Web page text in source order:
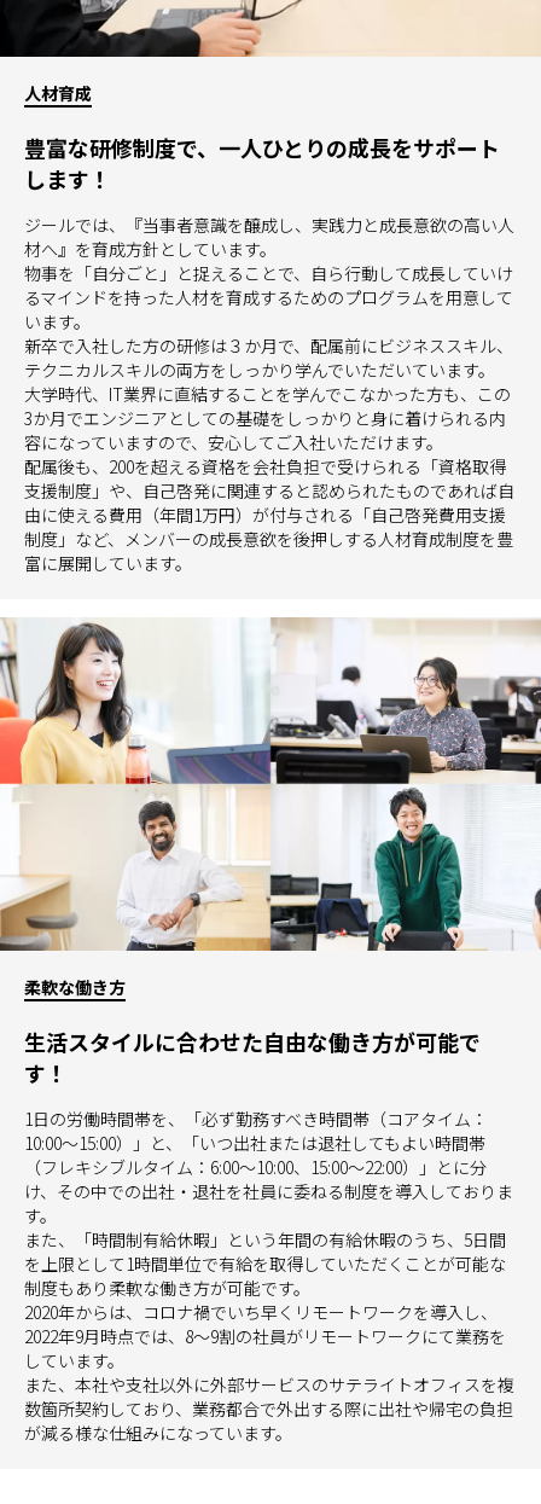
人材育成
豊富な研修制度で、一人ひとりの成長をサポート
します！
ジールでは、『当事者意識を醸成し、実践力と成長意欲の高い人
材へ』を育成方針としています。
物事を「自分ごと」と捉えることで、自ら行動して成長していけ
るマインドを持った人材を育成するためのプログラムを用意して
います。
新卒で入社した方の研修は３か月で、配属前にビジネススキル、
テクニカルスキルの両方をしっかり学んでいただいています。
大学時代、IT業界に直結することを学んでこなかった方も、この
3か月でエンジニアとしての基礎をしっかりと身に着けられる内
容になっていますので、安心してご入社いただけます。
配属後も、200を超える資格を会社負担で受けられる「資格取得
支援制度」や、自己啓発に関連すると認められたものであれば自
由に使える費用（年間1万円）が付与される「自己啓発費用支援
制度」など、メンバーの成長意欲を後押しする人材育成制度を豊
富に展開しています。
柔軟な働き方
生活スタイルに合わせた自由な働き方が可能で
す！
1日の労働時間帯を、「必ず勤務すべき時間帯（コアタイム：
10:00～15:00）」と、「いつ出社または退社してもよい時間帯
（フレキシブルタイム：6:00～10:00、15:00～22:00）」とに分
け、その中での出社・退社を社員に委ねる制度を導入しておりま
す。
また、「時間制有給休暇」という年間の有給休暇のうち、5日間
を上限として1時間単位で有給を取得していただくことが可能な
制度もあり柔軟な働き方が可能です。
2020年からは、コロナ禍でいち早くリモートワークを導入し、
2022年9月時点では、8～9割の社員がリモートワークにて業務を
しています。
また、本社や支社以外に外部サービスのサテライトオフィスを複
数箇所契約しており、業務都合で外出する際に出社や帰宅の負担
が減る様な仕組みになっています。